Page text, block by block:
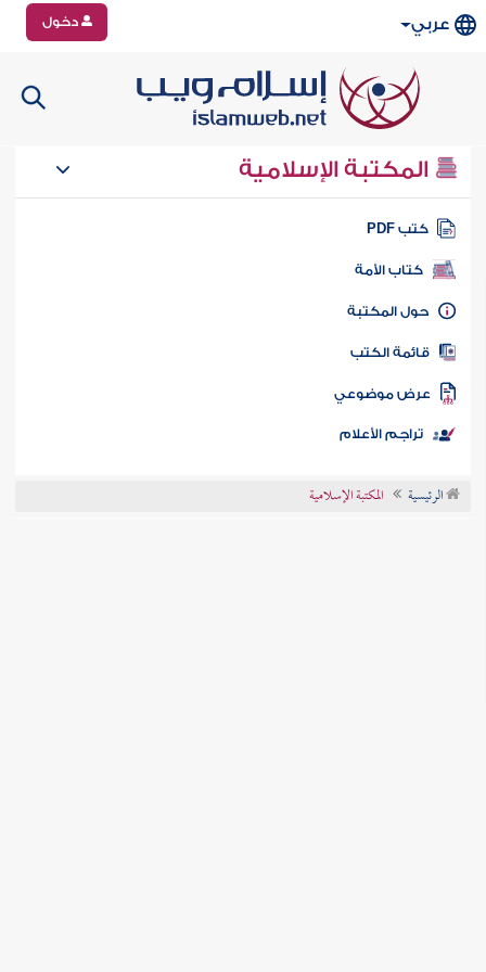
عربي دخول
المكتبة الإسلامية
كتب PDF
كتاب الأمة
المكتبة
الكتب
موضوعي
تراجم الأعلام
الرئيسية المكتبة الإسلامية